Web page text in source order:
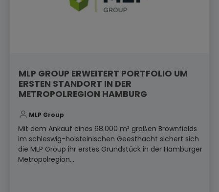
MLP GROUP ERWEITERT PORTFOLIO UM
ERSTEN STANDORT IN DER
METROPOLREGION HAMBURG
MLP Group
Mit dem Ankauf eines 68.000 m² großen Brownfields
im schleswig-holsteinischen Geesthacht sichert sich
die MLP Group ihr erstes Grundstück in der Hamburger
Metropolregion...